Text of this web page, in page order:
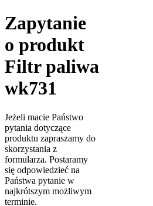
Zapytanie
o produkt
Filtr paliwa
wk731
Jeżeli macie Państwo
pytania dotyczące
produktu zapraszamy do
skorzystania z
formularza. Postaramy
się odpowiedzieć na
Państwa pytanie w
najkrótszym możliwym
terminie.